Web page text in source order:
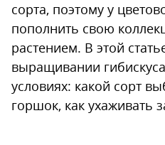
сорта, поэтому у
пополнить свою
растением. В этой
выращивании
условиях: какой сорт
горшок, как ухаживать